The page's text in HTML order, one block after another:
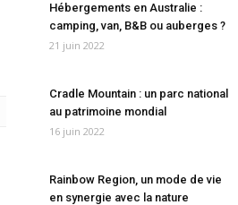
Hébergements en Australie :
camping, van, B&B ou auberges ?
21 juin 2022
Cradle Mountain : un parc national
au patrimoine mondial
16 juin 2022
Rainbow Region, un mode de vie
en synergie avec la nature